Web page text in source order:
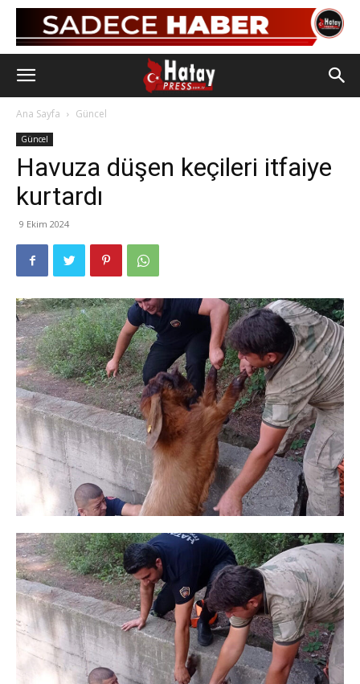
Ana Sayfa Güncel
Güncel
Havuza düşen keçileri itfaiye
kurtardı
9 Ekim 2024